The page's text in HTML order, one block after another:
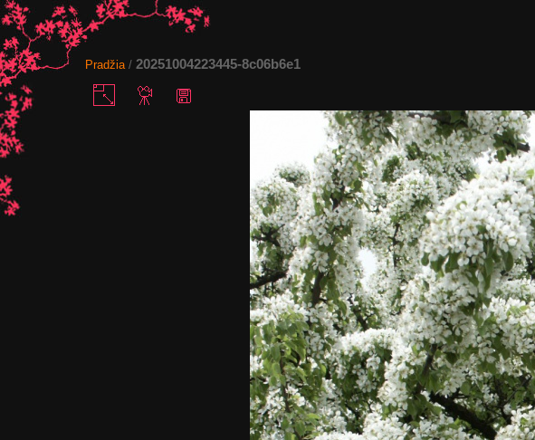
Pradžia/20251004223445-8c06b6e1